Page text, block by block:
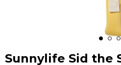
Sunnylife Sid the